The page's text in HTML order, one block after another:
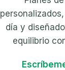
día y
equilibrio